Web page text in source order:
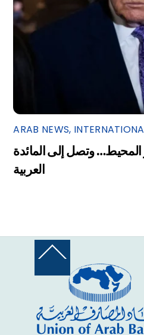
ARAB NEWS,
وتصل إلى المائدة
العربية
Back
Top